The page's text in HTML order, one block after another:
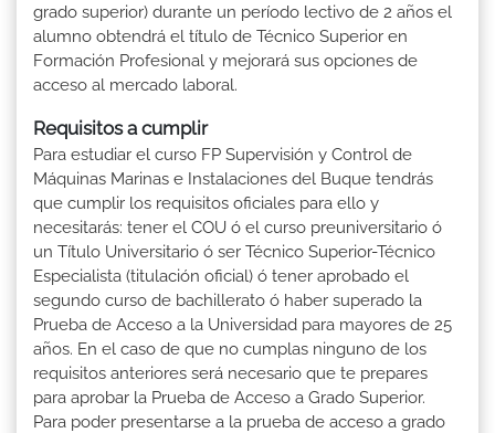
grado superior) durante un período lectivo de 2 años el
alumno obtendrá el título de Técnico Superior en
Formación Profesional y mejorará sus opciones de
acceso al mercado laboral.
Requisitos a cumplir
Para estudiar el curso FP Supervisión y Control de
Máquinas Marinas e Instalaciones del Buque tendrás
que cumplir los requisitos oficiales para ello y
necesitarás: tener el COU ó el curso preuniversitario ó
un Título Universitario ó ser Técnico Superior-Técnico
Especialista (titulación oficial) ó tener aprobado el
segundo curso de bachillerato ó haber superado la
Prueba de Acceso a la Universidad para mayores de 25
años. En el caso de que no cumplas ninguno de los
requisitos anteriores será necesario que te prepares
para aprobar la Prueba de Acceso a Grado Superior.
Para poder presentarse a la prueba de acceso a grado